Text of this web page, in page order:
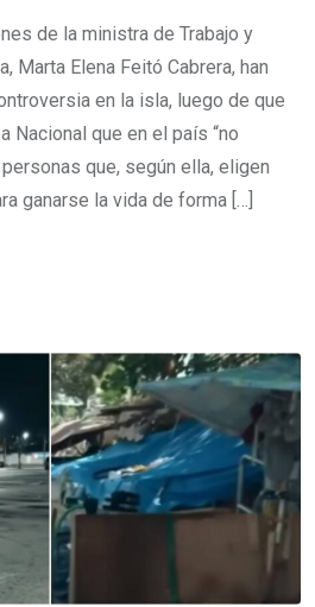
de la ministra de Trabajo y
Marta Elena Feitó Cabrera, han
en la isla, luego de que
Nacional que en el país “no
que, según ella, eligen
ganarse la vida de forma […]